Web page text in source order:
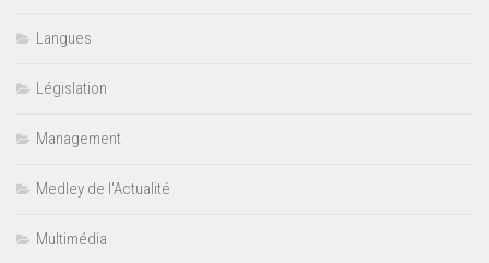
Langues
Législation
Management
Medley de l'Actualité
Multimédia